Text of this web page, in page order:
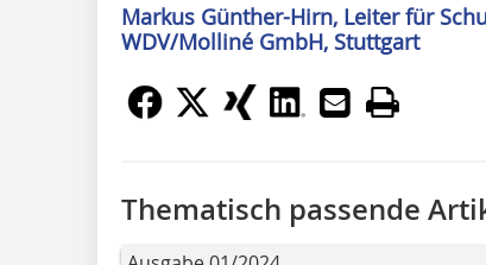
Markus Günther-Hirn, Leiter für
WDV/Molliné GmbH, Stuttgart
Thematisch passende